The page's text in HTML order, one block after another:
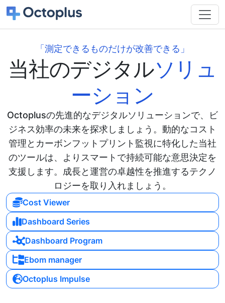
「測定できるものだけが改善できる」
当社のデジタルソリュ
ーション
Octoplusの先進的なデジタルソリューションで、ビ
ジネス効率の未来を探求しましょう。動的なコスト
管理とカーボンフットプリント監視に特化した当社
のツールは、よりスマートで持続可能な意思決定を
支援します。成長と運営の卓越性を推進するテクノ
ロジーを取り入れましょう。
Cost Viewer
Dashboard Series
Dashboard Program
Ebom manager
Octoplus Impulse